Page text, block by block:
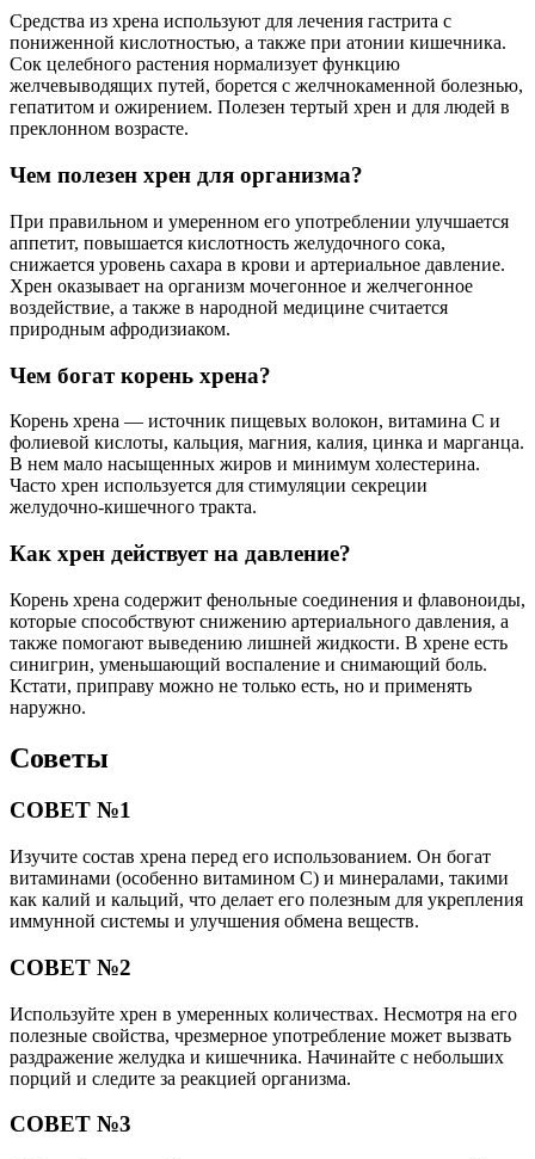
Средства из хрена используют для лечения гастрита с
пониженной кислотностью, а также при атонии кишечника.
Сок целебного растения нормализует функцию
желчевыводящих путей, борется с желчнокаменной болезнью,
гепатитом и ожирением. Полезен тертый хрен и для людей в
преклонном возрасте.
Чем полезен хрен для организма?
При правильном и умеренном его употреблении улучшается
аппетит, повышается кислотность желудочного сока,
снижается уровень сахара в крови и артериальное давление.
Хрен оказывает на организм мочегонное и желчегонное
воздействие, а также в народной медицине считается
природным афродизиаком.
Чем богат корень хрена?
Корень хрена — источник пищевых волокон, витамина С и
фолиевой кислоты, кальция, магния, калия, цинка и марганца.
В нем мало насыщенных жиров и минимум холестерина.
Часто хрен используется для стимуляции секреции
желудочно-кишечного тракта.
Как хрен действует на давление?
Корень хрена содержит фенольные соединения и флавоноиды,
которые способствуют снижению артериального давления, а
также помогают выведению лишней жидкости. В хрене есть
синигрин, уменьшающий воспаление и снимающий боль.
Кстати, приправу можно не только есть, но и применять
наружно.
Советы
СОВЕТ №1
Изучите состав хрена перед его использованием. Он богат
витаминами (особенно витамином C) и минералами, такими
как калий и кальций, что делает его полезным для укрепления
иммунной системы и улучшения обмена веществ.
СОВЕТ №2
Используйте хрен в умеренных количествах. Несмотря на его
полезные свойства, чрезмерное употребление может вызвать
раздражение желудка и кишечника. Начинайте с небольших
порций и следите за реакцией организма.
СОВЕТ №3